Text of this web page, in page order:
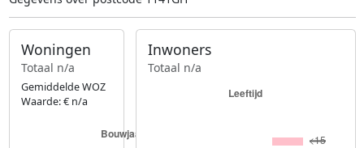
Woningen
Totaal n/a
Gemiddelde WOZ
Waarde: € n/a
Inwoners
Totaal n/a